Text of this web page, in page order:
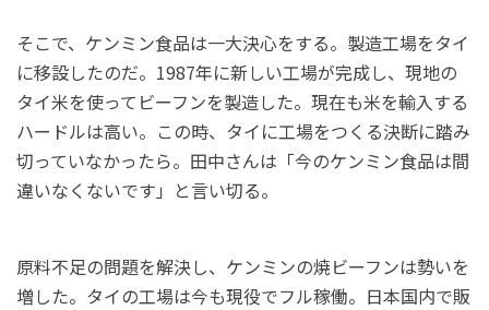
そこで、ケンミン食品は一大決心をする。製造工場をタイ
に移設したのだ。1987年に新しい工場が完成し、現地の
タイ米を使ってビーフンを製造した。現在も米を輸入する
ハードルは高い。この時、タイに工場をつくる決断に踏み
切っていなかったら。田中さんは「今のケンミン食品は間
違いなくないです」と言い切る。
原料不足の問題を解決し、ケンミンの焼ビーフンは勢いを
増した。タイの工場は今も現役でフル稼働。日本国内で販